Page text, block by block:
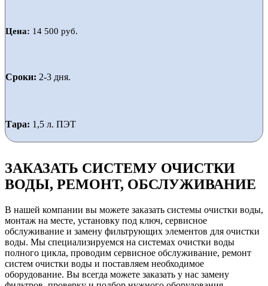
Цена: 14 500 руб.
Сроки: 2-3 дня.
Тара: 1,5 л. ПЭТ
ЗАКАЗАТЬ СИСТЕМУ ОЧИСТКИ
ВОДЫ, РЕМОНТ, ОБСЛУЖИВАНИЕ
В нашей компании вы можете заказать системы очистки воды,
монтаж на месте, установку под ключ, сервисное
обслуживание и замену фильтрующих элементов для очистки
воды. Мы специализируемся на системах очистки воды
полного цикла, проводим сервисное обслуживание, ремонт
систем очистки воды и поставляем необходимое
оборудование. Вы всегда можете заказать у нас замену